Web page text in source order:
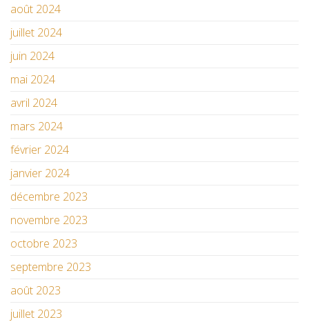
août 2024
juillet 2024
juin 2024
mai 2024
avril 2024
mars 2024
février 2024
janvier 2024
décembre 2023
novembre 2023
octobre 2023
septembre 2023
août 2023
juillet 2023